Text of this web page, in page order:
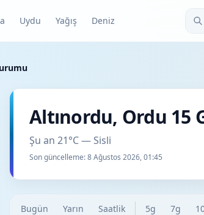
Uydu Yağış Deniz
Altınordu, Ordu 15
Şu an 21°C — Sisli
Son güncelleme:8 Ağustos 2026, 01:45
Bugün Yarın Saatlik 5g 7g